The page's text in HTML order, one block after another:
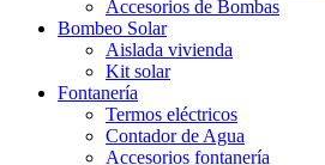
Accesorios de Bombas
Bombeo Solar
Aislada vivienda
Kit solar
Fontanería
Termos eléctricos
Contador de Agua
Accesorios fontanería